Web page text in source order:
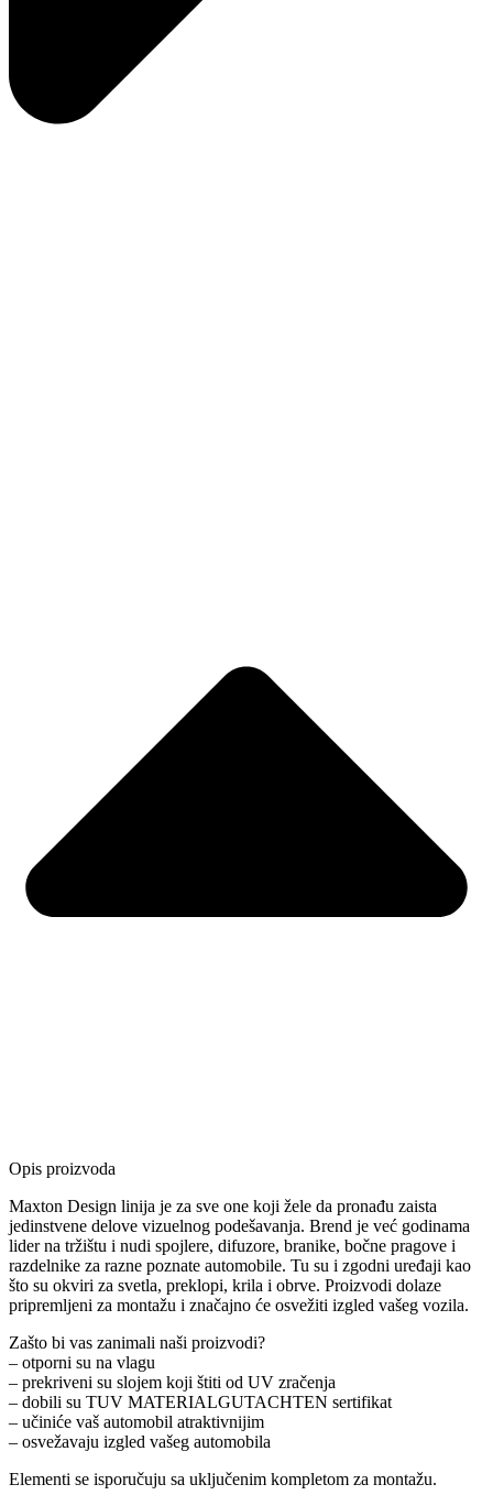
Opis proizvoda
Maxton Design linija je za sve one koji žele da pronađu zaista
jedinstvene delove vizuelnog podešavanja. Brend je već godinama
lider na tržištu i nudi spojlere, difuzore, branike, bočne pragove i
razdelnike za razne poznate automobile. Tu su i zgodni uređaji kao
što su okviri za svetla, preklopi, krila i obrve. Proizvodi dolaze
pripremljeni za montažu i značajno će osvežiti izgled vašeg vozila.
Zašto bi vas zanimali naši proizvodi?
– otporni su na vlagu
– prekriveni su slojem koji štiti od UV zračenja
– dobili su TUV MATERIALGUTACHTEN sertifikat
– učiniće vaš automobil atraktivnijim
– osvežavaju izgled vašeg automobila
Elementi se isporučuju sa uključenim kompletom za montažu.